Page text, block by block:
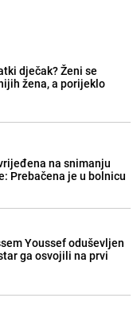
dječak? Ženi se
žena, a porijeklo
na snimanju
Prebačena je u bolnicu
Youssef oduševljen
ga osvojili na prvi